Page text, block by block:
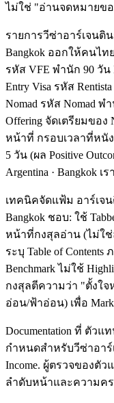
ไม่ใช่ "อ่านจดหมายข
รายการวีซ่าอาร์เจนติ
Bangkok ออกให้คนไท
รหัส VFE พำนัก 90 วัน
Entry Visa รหัส
Nomad รหัส Nomad พ
Offering จัดเตรียมขอ
หน้าที่ กรอบเวลาที่หนัง
5 วัน (ผล Positive
Argentina · Bangkok
เทคนิคจัดแฟ้ม อาร์เจน
Bangkok ชอบ: ใช้
หน้าที่กงสุลอ่าน (ไม่ใช่
ระบุ Table of Contents
Benchmark ไม่ใช้
กงสุลตีความว่า "ตั้งใจ
อ่อน/ฟ้าอ่อน) เพื่อ
Documentation ที่ ตัวแ
กำหนดสำหรับวีซ่าอาร์
Income. ผู้ตรวจของตัว
ลำดับหน้าและความค